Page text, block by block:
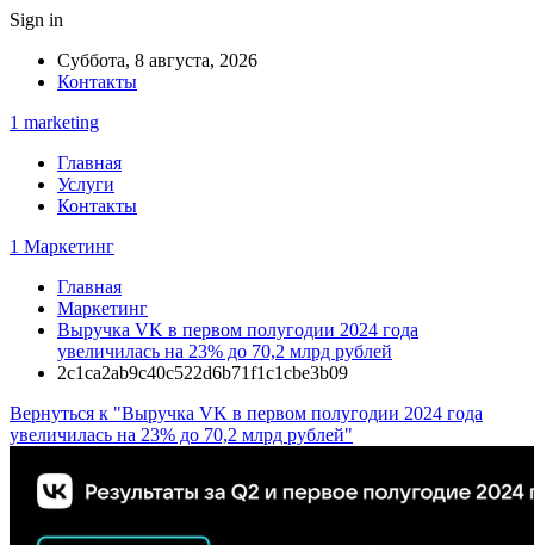
Sign in
Суббота, 8 августа, 2026
Контакты
1 marketing
Главная
Услуги
Контакты
1 Маркетинг
Главная
Маркетинг
Выручка VK в первом полугодии 2024 года
увеличилась на 23% до 70,2 млрд рублей
2c1ca2ab9c40c522d6b71f1c1cbe3b09
Вернуться к "Выручка VK в первом полугодии 2024 года
увеличилась на 23% до 70,2 млрд рублей"